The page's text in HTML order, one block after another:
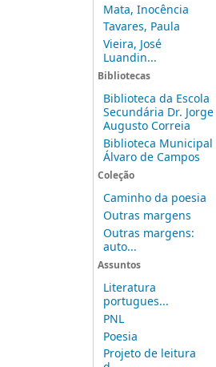
Mata, Inocência
Tavares, Paula
Vieira, José
Luandin...
Bibliotecas
Biblioteca da Escola
Secundária Dr. Jorge
Augusto Correia
Biblioteca Municipal
Álvaro de Campos
Coleção
Caminho da poesia
Outras margens
Outras margens:
auto...
Assuntos
Literatura
portugues...
PNL
Poesia
Projeto de leitura